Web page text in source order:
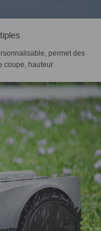
permet des
coupe, hauteur